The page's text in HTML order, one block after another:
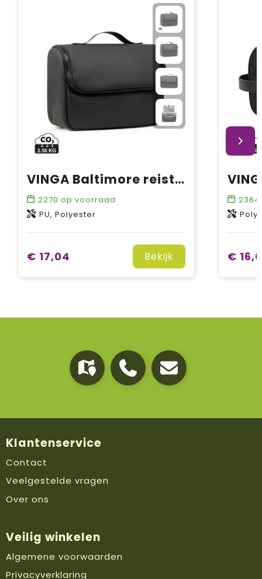
VINGA Baltimore reistoilettas
2270 op voorraad
PU, Polyester
€ 17,04 Bekijk
2364
€
Klantenservice
Contact
Veelgestelde vragen
Over ons
Veilig winkelen
Algemene voorwaarden
Privacyverklaring